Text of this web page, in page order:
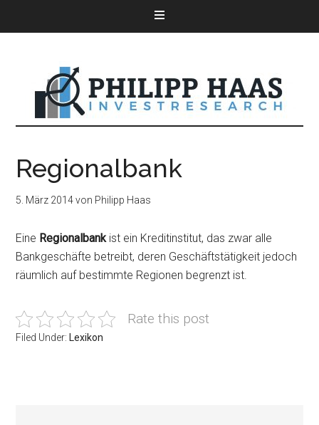
Regionalbank
5. März 2014von Philipp Haas
Eine Regionalbankist ein Kreditinstitut, das zwar alle
Bankgeschäfte betreibt, deren Geschäftstätigkeit jedoch
räumlich auf bestimmte Regionen begrenzt ist.
Rate this post
Filed Under: Lexikon